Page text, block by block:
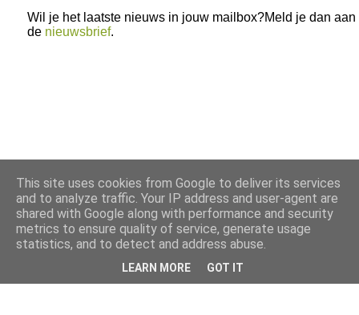
Wil je het laatste nieuws in jouw mailbox?Meld je dan aan
de nieuwsbrief.
This site uses cookies from Google to deliver its services
and to analyze traffic. Your IP address and user-agent are
shared with Google along with performance and security
metrics to ensure quality of service, generate usage
statistics, and to detect and address abuse.
LEARN MORE GOT IT